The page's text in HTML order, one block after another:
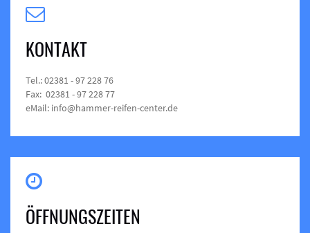
KONTAKT
Tel.: 02381 - 97 228 76
Fax: 02381 - 97 228 77
eMail: info@hammer-reifen-center.de
ÖFFNUNGSZEITEN